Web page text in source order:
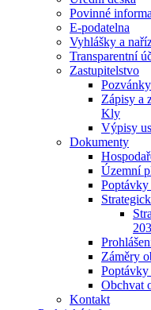
Povinné
E-podatelna
Vyhlášky a
Transparentní
Zastupitelstvo
Zápisy a
Kly
Výpisy
Dokumenty
Územní
Poptávky
Záměry
Poptávky
Obchvat
Kontakt